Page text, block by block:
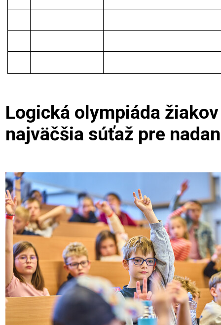
Logická olympiáda
najväčšia súťaž pre